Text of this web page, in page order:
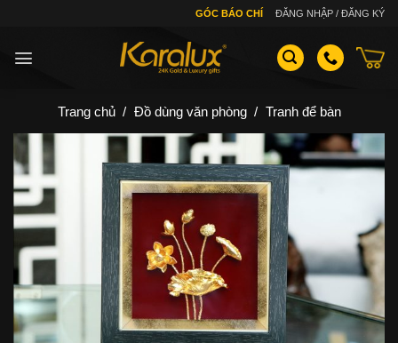
GÓC BÁO CHÍ ĐĂNG NHẬP / ĐĂNG KÝ
Trang chủ / Đồ dùng văn phòng / Tranh để bàn